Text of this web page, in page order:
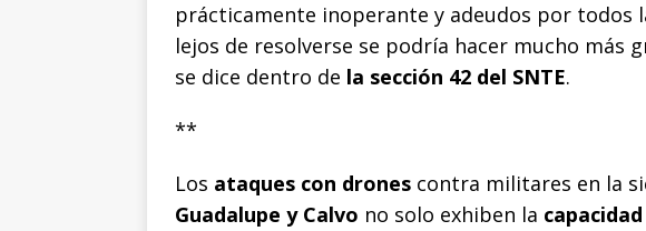
prácticamente inoperante y adeudos por todos
lejos de resolverse se podría hacer mucho más
se dice dentro de la sección 42 del SNTE.
**
Los ataques con drones contra militares en la
Guadalupe y Calvo no solo exhiben la